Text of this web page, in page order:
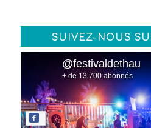
SUIVEZ-NOUS
@festivaldethau
+ de 13 700 abonnés